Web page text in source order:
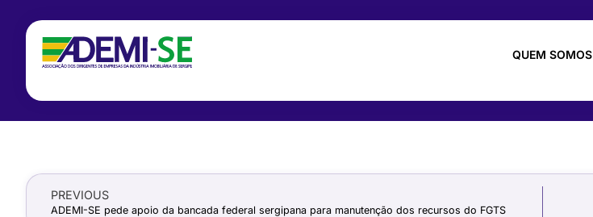
QUEM SOMOS
PREVIOUS
ADEMI-SE pede apoio da bancada federal sergipana para manutenção dos recursos do FGTS